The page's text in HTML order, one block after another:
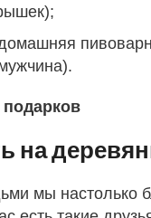
на
мы настолько